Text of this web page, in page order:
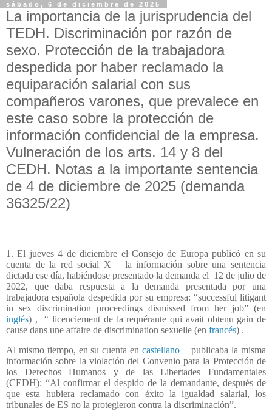
sábado, 6 de diciembre de 2025
La importancia de la jurisprudencia del
TEDH. Discriminación por razón de
sexo. Protección de la trabajadora
despedida por haber reclamado la
equiparación salarial con sus
compañeros varones, que prevalece en
este caso sobre la protección de
información confidencial de la empresa.
Vulneración de los arts. 14 y 8 del
CEDH. Notas a la importante sentencia
de 4 de diciembre de 2025 (demanda
36325/22)
1. El jueves 4 de diciembre el Consejo de Europa publicó en su
cuenta de la red social X
la información sobre una sentencia
dictada ese día, habiéndose presentado la demanda el 12 de julio de
2022, que daba respuesta a la demanda presentada por una
trabajadora española despedida por su empresa: “successful litigant
in sex discrimination proceedings dismissed from her job” (en
inglés) ,“ licenciement de la requérante qui avait obtenu gain de
cause dans une affaire de discrimination sexuelle (en francés) .
Al mismo tiempo, en su cuenta en castellano
publicaba la misma
información sobre la violación del Convenio para la Protección de
los Derechos Humanos y de las Libertades Fundamentales
(CEDH): “Al confirmar el despido de la demandante, después de
que esta hubiera reclamado con éxito la igualdad salarial, los
tribunales de ES no la protegieron contra la discriminación”.